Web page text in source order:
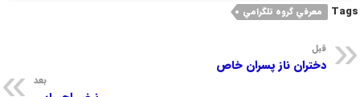
Tags معرفي گروه تلگرامي
قبل
دختران ناز پسران خاص
بعد